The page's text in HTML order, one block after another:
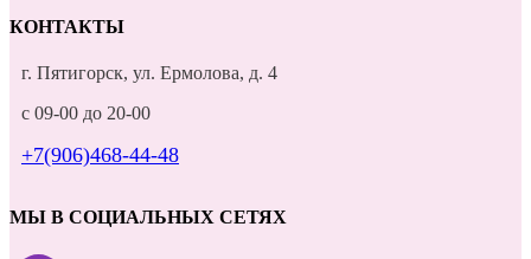
КОНТАКТЫ
г. Пятигорск, ул. Ермолова, д. 4
с 09-00 до 20-00
+7(906)468-44-48
МЫ В СОЦИАЛЬНЫХ СЕТЯХ